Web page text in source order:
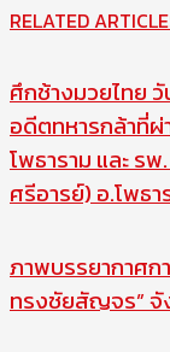
RELATED
ศึกช้างมวยไทย
อดีตทหารกล้าที่ผ่
โพธาราม และ ร
ศรีอารย์) อ.โพธา
ภาพบรรยากาศก
ทรงชัยสัญจร”